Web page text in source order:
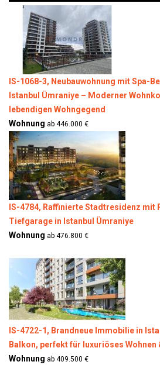
IS-1068-3, Neubauwohnung mit Spa-
Istanbul Ümraniye – Moderner
lebendigen Wohngegend
Wohnung ab 446.000 €
IS-4784, Raffinierte Stadtresidenz mit
Tiefgarage in Istanbul Ümraniye
Wohnung ab 476.800 €
IS-4722-1, Brandneue Immobilie in
Balkon, perfekt für luxuriöses Wohnen
Wohnung ab 409.500 €